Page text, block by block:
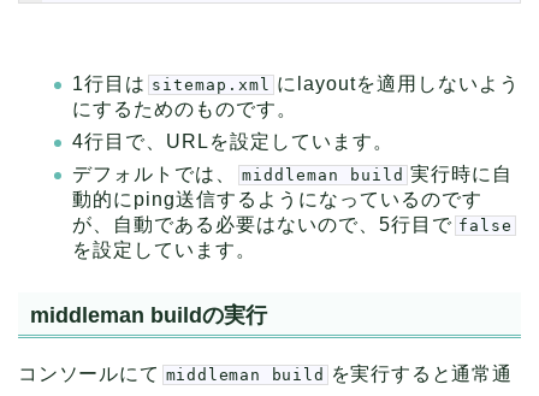
1行目は sitemap.xml にlayoutを適用しないよう
にするためのものです。
4行目で、URLを設定しています。
デフォルトでは、
middleman build 実行時に自
動的にping送信するようになっているのです
が、自動である必要はないので、5行目で false
を設定しています。
middleman buildの実行
コンソールにて middleman build
を実行すると通常通